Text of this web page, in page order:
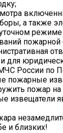
а также
для
России по
пожарные
пожар
извещатели
и близких!